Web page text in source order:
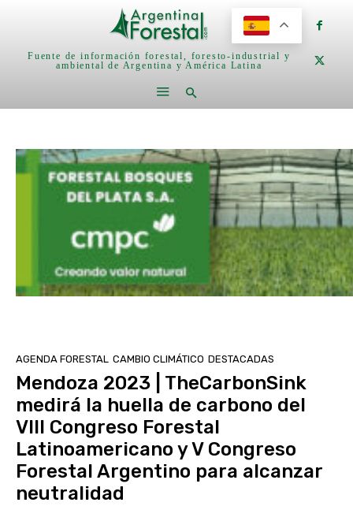
Fuente de información forestal, foresto-industrial y
ambiental de Argentina y América Latina
AGENDA FORESTAL CAMBIO CLIMÁTICO DESTACADAS
Mendoza 2023 | TheCarbonSink
medirá la huella de carbono del
VIII Congreso Forestal
Latinoamericano y V Congreso
Forestal Argentino para alcanzar
neutralidad